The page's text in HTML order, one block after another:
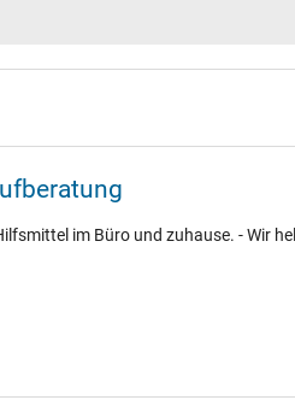
im Büro und zuhause. - Wir